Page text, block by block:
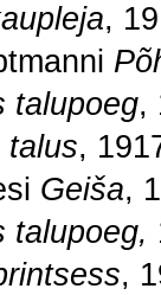
,
talupoeg,
talus,
Geiša,
talupoeg,
,